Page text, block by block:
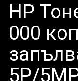
HP
000
5P/